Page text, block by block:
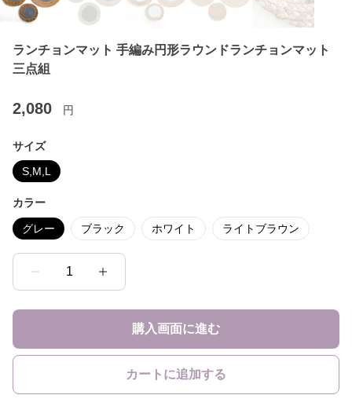
ランチョンマット 手編み円形ラウンドランチョンマット
三点組
2,080 円
サイズ
S,M,L
カラー
グレー ブラック ホワイト ライトブラウン
1
購入画面に進む
カートに追加する